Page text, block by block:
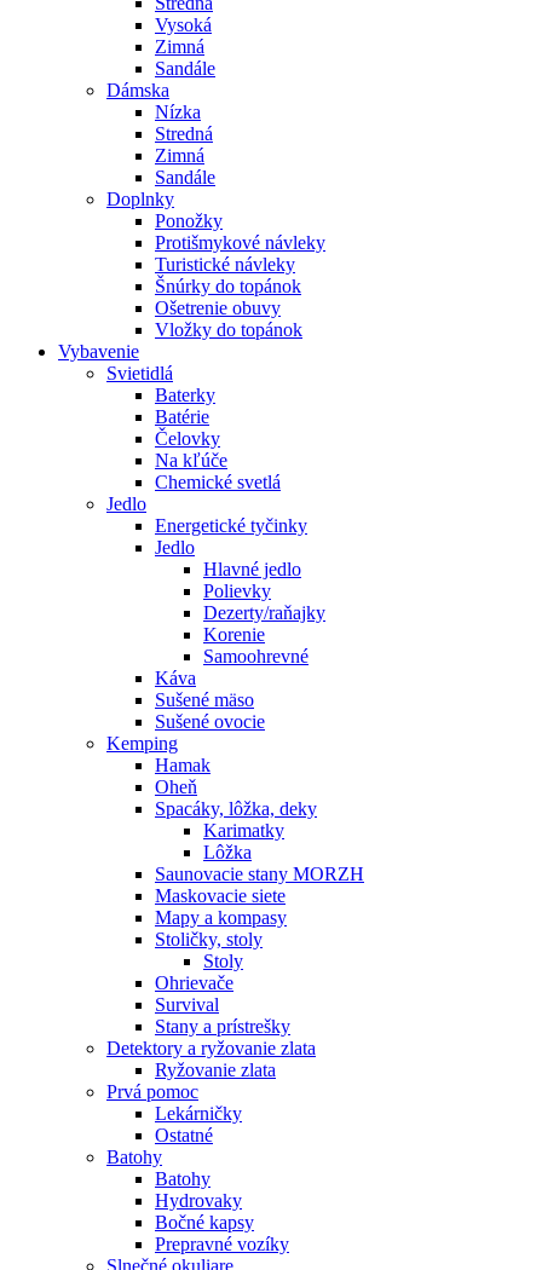
Vysoká
Zimná
Sandále
Dámska
Nízka
Stredná
Zimná
Sandále
Doplnky
Ponožky
Protišmykové návleky
Turistické návleky
Šnúrky do topánok
Ošetrenie obuvy
Vložky do topánok
Vybavenie
Svietidlá
Baterky
Batérie
Čelovky
Na kľúče
Chemické svetlá
Jedlo
Energetické tyčinky
Jedlo
Hlavné jedlo
Polievky
Dezerty/raňajky
Korenie
Samoohrevné
Káva
Sušené mäso
Sušené ovocie
Kemping
Hamak
Oheň
Spacáky, lôžka, deky
Karimatky
Lôžka
Saunovacie stany MORZH
Maskovacie siete
Mapy a kompasy
Stoličky, stoly
Stoly
Ohrievače
Survival
Stany a prístrešky
Detektory a ryžovanie zlata
Ryžovanie zlata
Prvá pomoc
Lekárničky
Ostatné
Batohy
Batohy
Hydrovaky
Bočné kapsy
Prepravné vozíky
Slnečné okuliare